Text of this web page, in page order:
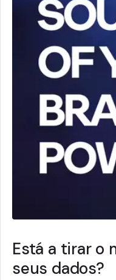
Está a tirar o
seus dados?